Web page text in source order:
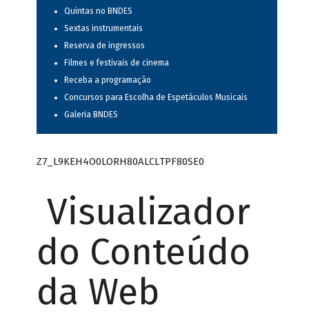
Quintas no BNDES
Sextas instrumentais
Reserva de ingressos
Filmes e festivais de cinema
Receba a programação
Concursos para Escolha de Espetáculos Musicais
Galeria BNDES
Z7_L9KEH4O0LORH80ALCLTPF80SE0
Visualizador
do Conteúdo
da Web